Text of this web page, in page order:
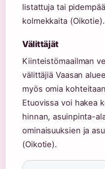
listattuja tai
kolmekkaita (Oikotie).
Välittäjät
Kiinteistömaailman
välittäjiä Vaasan
myös omia
Etuovissa voi hakea
hinnan, asuinpinta-
ominaisuuksien ja
(Oikotie).